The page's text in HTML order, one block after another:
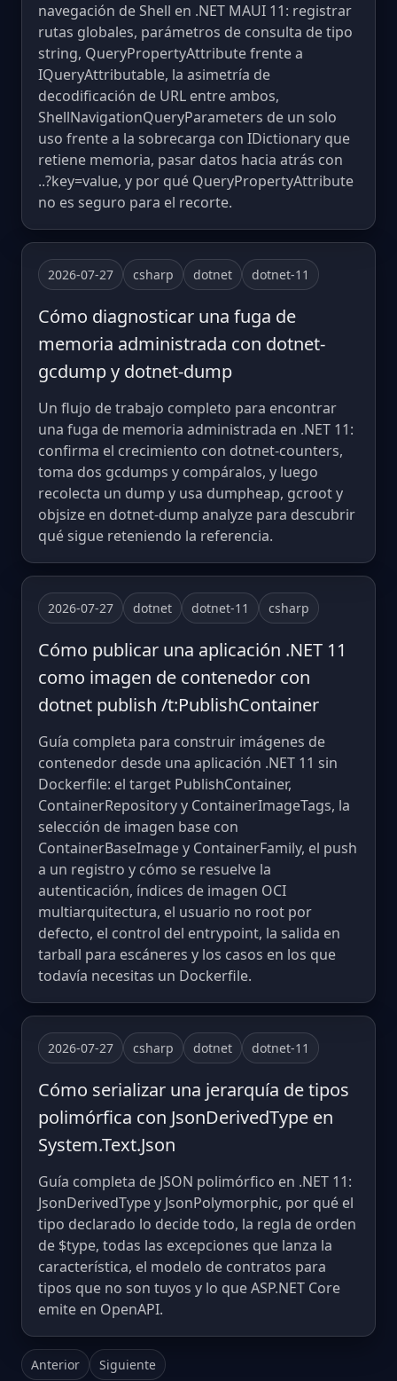
navegación de Shell en .NET MAUI 11: registrar
rutas globales, parámetros de consulta de tipo
string, QueryPropertyAttribute frente a
IQueryAttributable, la asimetría de
decodificación de URL entre ambos,
ShellNavigationQueryParameters de un solo
uso frente a la sobrecarga con IDictionary que
retiene memoria, pasar datos hacia atrás con
..?key=value, y por qué QueryPropertyAttribute
no es seguro para el recorte.
2026-07-27 csharp dotnet dotnet-11
Cómo diagnosticar una fuga de
memoria administrada con dotnet-
gcdump y dotnet-dump
Un flujo de trabajo completo para encontrar
una fuga de memoria administrada en .NET 11:
confirma el crecimiento con dotnet-counters,
toma dos gcdumps y compáralos, y luego
recolecta un dump y usa dumpheap, gcroot y
objsize en dotnet-dump analyze para descubrir
qué sigue reteniendo la referencia.
2026-07-27 dotnet dotnet-11 csharp
Cómo publicar una aplicación .NET 11
como imagen de contenedor con
dotnet publish /t:PublishContainer
Guía completa para construir imágenes de
contenedor desde una aplicación .NET 11 sin
Dockerfile: el target PublishContainer,
ContainerRepository y ContainerImageTags, la
selección de imagen base con
ContainerBaseImage y ContainerFamily, el push
a un registro y cómo se resuelve la
autenticación, índices de imagen OCI
multiarquitectura, el usuario no root por
defecto, el control del entrypoint, la salida en
tarball para escáneres y los casos en los que
todavía necesitas un Dockerfile.
2026-07-27 csharp dotnet dotnet-11
Cómo serializar una jerarquía de tipos
polimórfica con JsonDerivedType en
System.Text.Json
Guía completa de JSON polimórfico en .NET 11:
JsonDerivedType y JsonPolymorphic, por qué el
tipo declarado lo decide todo, la regla de orden
de $type, todas las excepciones que lanza la
característica, el modelo de contratos para
tipos que no son tuyos y lo que ASP.NET Core
emite en OpenAPI.
Anterior Siguiente